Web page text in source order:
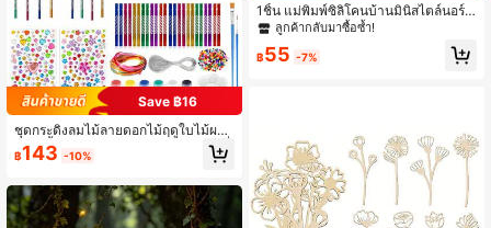
Save ฿16
ชุดกระดิ่งลมไม้ลายดอกไม้ฤดูใบไม้ผลิ
6/12 ชิ้น พร้อมเชือก สี พู่กัน หลอดกระดิ่
งลม และคริสตัลสีสัน สำหรับเทศกาลฤดู
าน สวนกลางแจ้ง ตกแต่งงานแต่งงาน
และของขวัญวันแม่
฿143 -10%
1ชิ้น แม่พิมพ์ซิลิโคนบ้านมินิสไตล์นอร์ดิ
ก 3 มิติ 12 ช่อง เหมาะสำหรับเทียน สบู่
ลูกค้ากลับมาซื้อซ้ำ!
฿55 -7%